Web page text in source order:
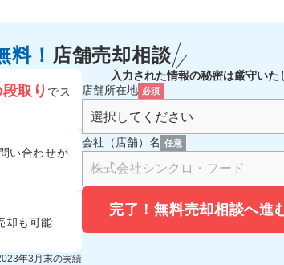
料！ 店舗売却相談
取り でス
問い合わせが
却も可能
年3月末の実績
入力された情報の秘密は厳守いた
店舗所在地 必須
会社（店舗）名 任意
完了！無料売却相談へ進